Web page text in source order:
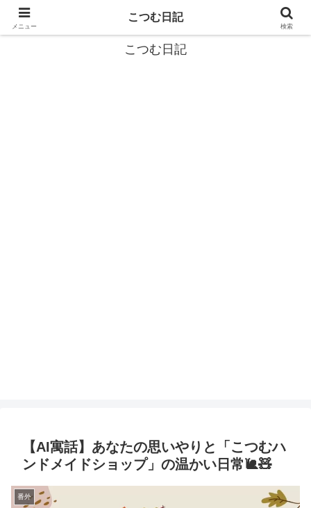
カタツムリから学ぶスローライフ🎓『こつむ日記』🐌
こつむ日記
【AI寓話】あなたの思いやりと「こつむハ
ンドメイドショップ」の温かい日常🐌🧸
番外
メニュー
こつむ日記
検索